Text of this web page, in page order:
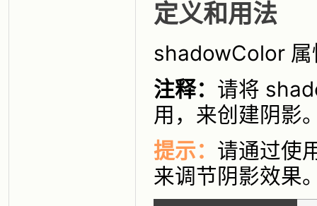
定义和用法
shadowColor 属
注释： 请将
用，来创建阴影
提示： 请通过使
来调节阴影效果